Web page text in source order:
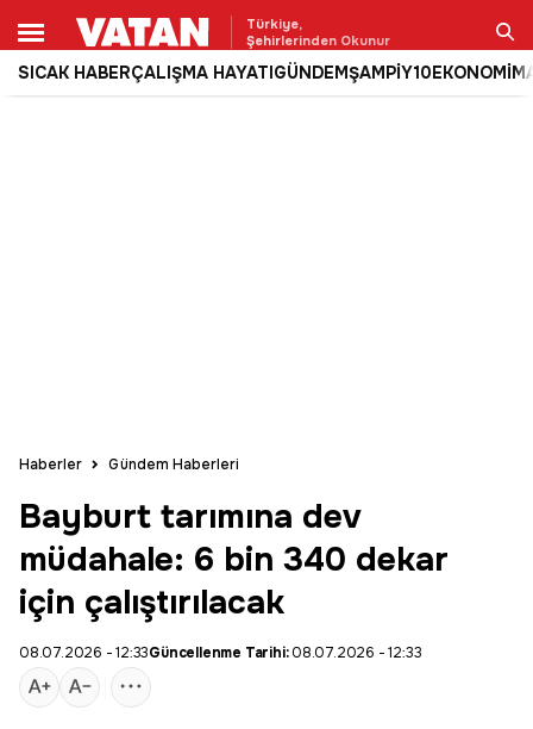
Türkiye,
Şehirlerinden Okunur
SICAK HABERÇALIŞMA HAYATIGÜNDEMŞAMPİY10EKONOMİ
Ara
Haberler Gündem Haberleri
Bayburt tarımına dev
müdahale: 6 bin 340 dekar
için çalıştırılacak
08.07.2026 - 12:33Güncellenme Tarihi:08.07.2026 - 12:33